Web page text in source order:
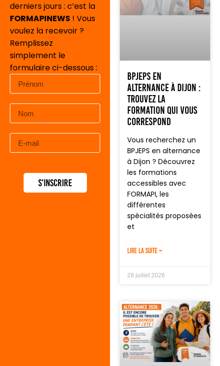
derniers jours : c’est la
FORMAPINEWS ! Vous
voulez la recevoir ?
Remplissez
simplement le
formulaire ci-dessous :
S'inscrire
BPJEPS en
alternance à Dijon :
trouvez la
formation qui vous
correspond
Vous recherchez un
BPJEPS en alternance
à Dijon ? Découvrez
les formations
accessibles avec
FORMAPI, les
différentes
spécialités proposées
et
LIRE LA SUITE »
28 juillet 2026